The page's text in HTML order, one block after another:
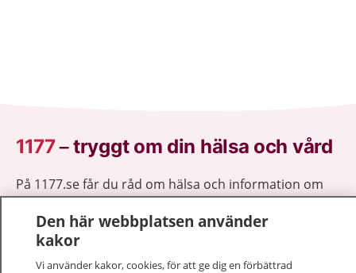
1177–tryggt om din hälsa och vård
På 1177.se får du råd om hälsa och information om
sjukdomar och vilka mottagningar du kan kontakta.
Logga in för att läsa din journal och göra dina
vårdärenden. Ring telefonnummer 1177 för
sjukvårdsrådgivning dygnet runt.
Den här webbplatsen använder
kakor
Vi använder kakor, cookies, för att ge dig en förbättrad